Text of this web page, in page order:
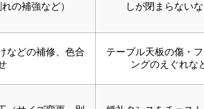
の補強など）
しが閉まらない
などの補修、色合
テーブル天板の傷・
ングのえぐれな